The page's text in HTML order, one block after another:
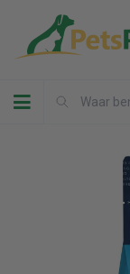
Toggle navigation